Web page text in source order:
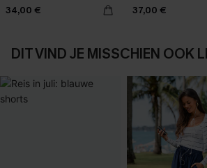
34,00 € 37,00 €
DIT VIND JE MISSCHIEN OOK